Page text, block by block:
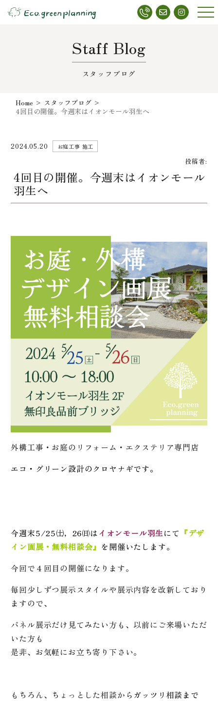
メニ
Staff Blog
スタッフブログ
Home > スタッフブログ >
4回目の開催。今週末はイオンモール羽生へ
2024.05.20 お庭工事 施工
投稿者:
4回目の開催。今週末はイオンモール
羽生へ
外構工事・お庭のリフォーム・エクステリア専門店
エコ・グリーン設計のクロヤナギです。
今週末5/25㈯，26㈰はイオンモール羽生にて 『デザ
イン画展・無料相談会』 を開催いたします。
今回で４回目の開催になります。
毎回少しずつ展示スタイルや展示内容を改新しており
ますので、
パネル展示だけ見てみたい方も、以前にご来場いただ
いた方も
是非、お気軽にお立ち寄り下さい。
もちろん、ちょっとした相談から ガッツリ相談まで